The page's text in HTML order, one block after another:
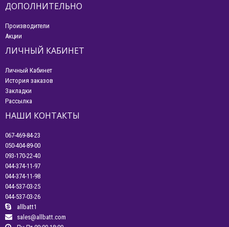
ДОПОЛНИТЕЛЬНО
Производители
Акции
ЛИЧНЫЙ КАБИНЕТ
Личный Кабинет
История заказов
Закладки
Рассылка
НАШИ КОНТАКТЫ
067-469-84-23
050-404-89-00
093-170-22-40
044-374-11-97
044-374-11-98
044-537-03-25
044-537-03-26
allbatt1
sales@allbatt.com